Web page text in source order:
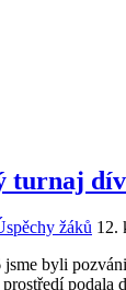
turnaj
žáků 12.
byli
podala